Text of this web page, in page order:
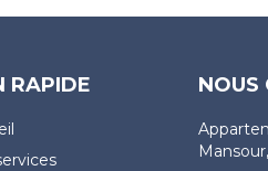
RAPIDE NOUS